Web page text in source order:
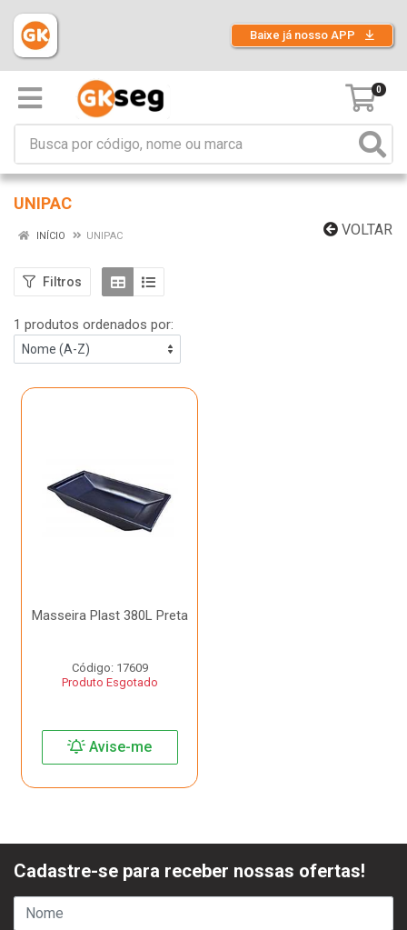
Baixe já nosso APP
0
UNIPAC
VOLTAR
INÍCIO UNIPAC
Filtros
1 produtos ordenados por:
Masseira Plast 380L Preta
Código: 17609
Produto Esgotado
Avise-me
Cadastre-se para receber nossas ofertas!